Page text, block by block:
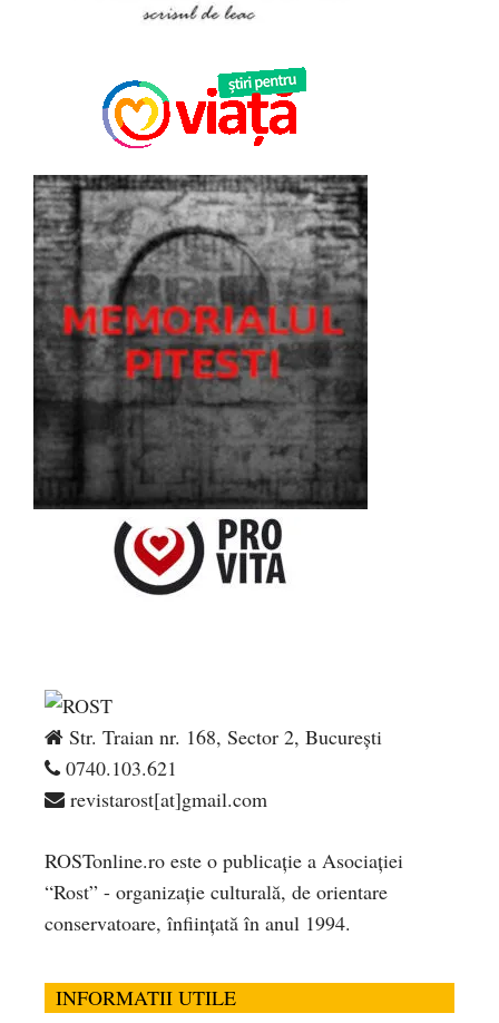
Str. Traian nr. 168, Sector 2, București
0740.103.621
revistarost[at]gmail.com
ROSTonline.ro este o publicaţie a Asociaţiei
“Rost” - organizaţie culturală, de orientare
conservatoare, înfiinţată în anul 1994.
INFORMATII UTILE